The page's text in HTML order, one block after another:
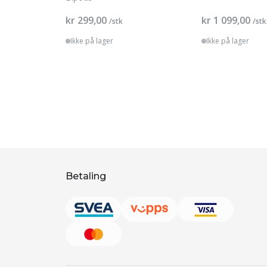
kr 299,00 /stk
Ikke på lager
kr 1 099,00 /stk
Ikke på lager
Betaling